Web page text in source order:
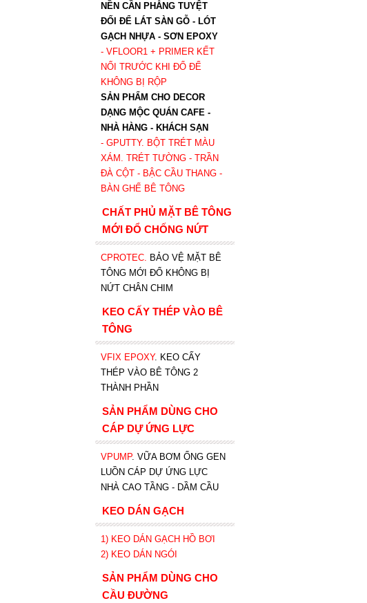
NỀN CẦN PHẲNG TUYỆT
ĐỐI ĐỂ LÁT SÀN GỖ - LÓT
GẠCH NHỰA - SƠN EPOXY
- VFLOOR1+ PRIMER KẾT
NỐI TRƯỚC KHI ĐỔ ĐỂ
KHÔNG BỊ RỘP
SẢN PHẨM CHO DECOR
DẠNG MỘC QUÁN CAFE -
NHÀ HÀNG - KHÁCH SẠN
- GPUTTY. BỘT TRÉT MÀU
XÁM. TRÉT TƯỜNG - TRẦN
ĐÀ CỘT - BẬC CẦU THANG -
BÀN GHẾ BÊ TÔNG
CHẤT PHỦ MẶT BÊ TÔNG
MỚI ĐỔ CHỐNG NỨT
CPROTEC. BẢO VỆ MẶT BÊ
TÔNG MỚI ĐỔ KHÔNG BỊ
NỨT CHÂN CHIM
KEO CẤY THÉP VÀO BÊ
TÔNG
VFIX EPOXY. KEO CẤY
THÉP VÀO BÊ TÔNG 2
THÀNH PHẦN
SẢN PHẨM DÙNG CHO
CÁP DỰ ỨNG LỰC
VPUMP. VỮA BƠM ỐNG GEN
LUỒN CÁP DỰ ỨNG LỰC
NHÀ CAO TẦNG - DẦM CẦU
KEO DÁN GẠCH
1) KEO DÁN GẠCH HỒ BƠI
2) KEO DÁN NGÓI
SẢN PHẨM DÙNG CHO
CẦU ĐƯỜNG